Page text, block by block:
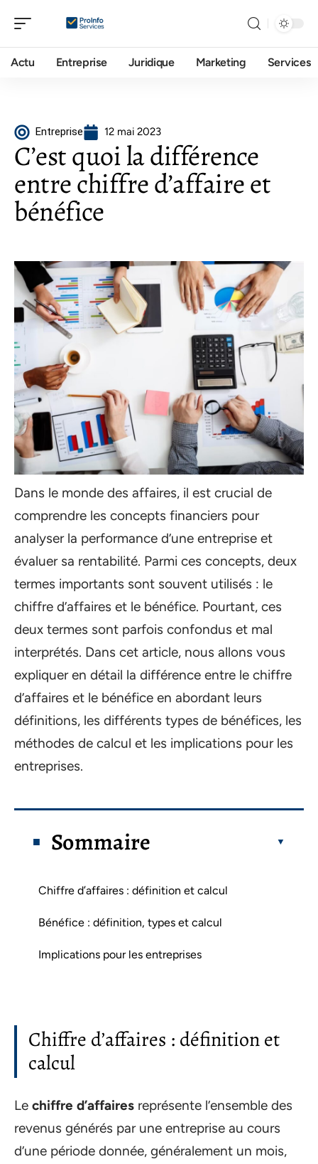
Actu Entreprise Juridique Marketing Services
Entreprise 12 mai 2023
C’est quoi la différence
entre chiffre d’affaire et
bénéfice
Dans le monde des affaires, il est crucial de
comprendre les concepts financiers pour
analyser la performance d’une entreprise et
évaluer sa rentabilité. Parmi ces concepts, deux
termes importants sont souvent utilisés : le
chiffre d’affaires et le bénéfice. Pourtant, ces
deux termes sont parfois confondus et mal
interprétés. Dans cet article, nous allons vous
expliquer en détail la différence entre le chiffre
d’affaires et le bénéfice en abordant leurs
définitions, les différents types de bénéfices, les
méthodes de calcul et les implications pour les
entreprises.
Sommaire
Chiffre d’affaires : définition et calcul
Bénéfice : définition, types et calcul
Implications pour les entreprises
Chiffre d’affaires : définition et
calcul
Le chiffre d’affaires représente l’ensemble des
revenus générés par une entreprise au cours
d’une période donnée, généralement un mois,